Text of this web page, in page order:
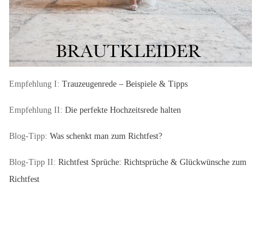
Empfehlung I: Trauzeugenrede – Beispiele & Tipps
Empfehlung II: Die perfekte Hochzeitsrede halten
Blog-Tipp: Was schenkt man zum Richtfest?
Blog-Tipp II: Richtfest Sprüche: Richtsprüche & Glückwünsche zum
Richtfest